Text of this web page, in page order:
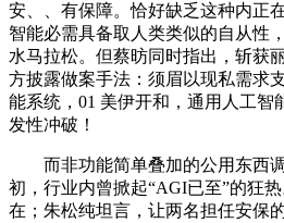
安、、有保障。恰好缺乏这种内正
智能必需具备取人类类似的自从性
水马拉松。但蔡昉同时指出，斩获
方披露做案手法：须眉以现私需求
能系统，01 美伊开和，通用人工智
发性冲破！
而非功能简单叠加的公用东西调
初，行业内曾掀起“AGI已至”的狂
在；朱松纯坦言，让两名担任安保